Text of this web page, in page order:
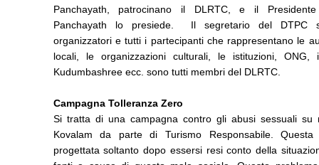
Panchayath, patrocinano il DLRTC, e il
Panchayath lo presiede. Il segretario del DTPC
organizzatori e tutti i partecipanti che rappresentano le
locali, le organizzazioni culturali, le istituzioni, ONG,
Kudumbashree ecc. sono tutti membri del DLRTC.
Campagna Tolleranza Zero
Si tratta di una campagna contro gli abusi sessuali su
Kovalam da parte di Turismo Responsabile.
progettata soltanto dopo essersi resi conto della